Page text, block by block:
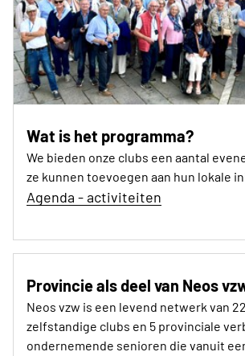
Wat is het programma?
We bieden onze clubs een aantal
ze kunnen toevoegen aan hun lokale
Agenda - activiteiten
Provincie als deel van Neos
Neos vzw is een levend netwerk van
zelfstandige clubs en 5 provinciale
ondernemende senioren die vanuit